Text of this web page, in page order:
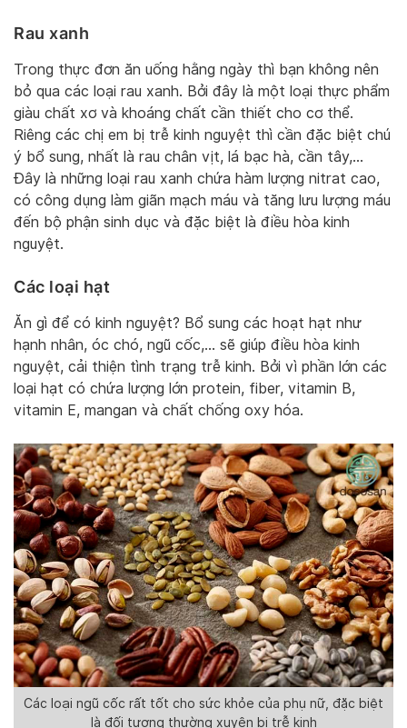
Rau xanh
Trong thực đơn ăn uống hằng ngày thì bạn không nên
bỏ qua các loại rau xanh. Bởi đây là một loại thực phẩm
giàu chất xơ và khoáng chất cần thiết cho cơ thể.
Riêng các chị em bị trễ kinh nguyệt thì cần đặc biệt chú
ý bổ sung, nhất là rau chân vịt, lá bạc hà, cần tây,…
Đây là những loại rau xanh chứa hàm lượng nitrat cao,
có công dụng làm giãn mạch máu và tăng lưu lượng máu
đến bộ phận sinh dục và đặc biệt là điều hòa kinh
nguyệt.
Các loại hạt
Ăn gì để có kinh nguyệt? Bổ sung các hoạt hạt như
hạnh nhân, óc chó, ngũ cốc,… sẽ giúp điều hòa kinh
nguyệt, cải thiện tình trạng trễ kinh. Bởi vì phần lớn các
loại hạt có chứa lượng lớn protein, fiber, vitamin B,
vitamin E, mangan và chất chống oxy hóa.
Các loại ngũ cốc rất tốt cho sức khỏe của phụ nữ, đặc biệt
là đối tượng thường xuyên bị trễ kinh